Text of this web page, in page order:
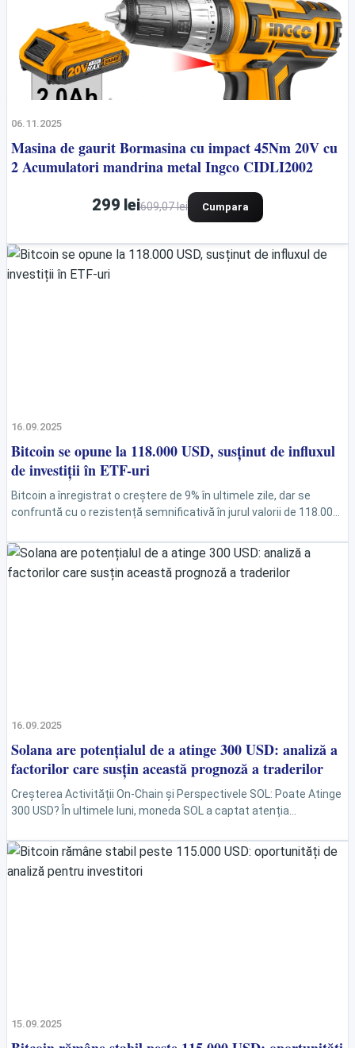
06.11.2025
Masina de gaurit Bormasina cu impact 45Nm 20V cu
2 Acumulatori mandrina metal Ingco CIDLI2002
299 lei609,07 lei Cumpara
16.09.2025
Bitcoin se opune la 118.000 USD, susținut de influxul
de investiții în ETF-uri
Bitcoin a înregistrat o creștere de 9% în ultimele zile, dar se
confruntă cu o rezistență semnificativă în jurul valorii de 118.000
16.09.2025
Solana are potențialul de a atinge 300 USD: analiză a
factorilor care susțin această prognoză a traderilor
Creșterea Activității On-Chain și Perspectivele SOL: Poate Atinge
300 USD? În ultimele luni, moneda SOL a captat atenția
investițiilor corporative...
15.09.2025